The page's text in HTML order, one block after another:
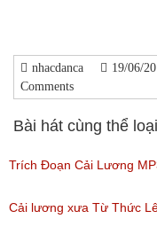
nhacdanca 19/06/
Comments
Bài hát cùng thể loại
Trích Đoạn Cải Lương
Phần 1
Cải lương xưa Từ Thức